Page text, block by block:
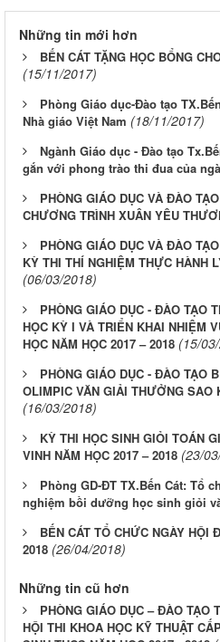
Những tin mới hơn
BẾN CÁT TẶNG HỌC BỔNG
(15/11/2017)
Phòng Giáo dục-Đào tạo
Nhà giáo Việt Nam (18/11/2017)
Ngành Giáo dục - Đào tạo
gắn với phong trào thi đua của
PHÒNG GIÁO DỤC VÀ ĐÀO
CHƯƠNG TRÌNH XUÂN YÊU
PHÒNG GIÁO DỤC VÀ ĐÀO
KỲ THI THÍ NGHIỆM THỰC HÀNH
(06/03/2018)
PHÒNG GIÁO DỤC - ĐÀO TẠO
HỌC KỲ I VÀ TRIỂN KHAI NHIỆM
HỌC NĂM HỌC 2017 – 2018 (15/
PHÒNG GIÁO DỤC - ĐÀO TẠO
OLIMPIC VĂN GIẢI THƯỞNG SAO
(16/03/2018)
KỲ THI HỌC SINH GIỎI TOÁN
VINH NĂM HỌC 2017 – 2018 (23/
Phòng GD-ĐT TX.Bến Cát: Tổ
nghiệm bồi dưỡng học sinh giỏi
BẾN CÁT TỔ CHỨC NGÀY HỘI
2018 (26/04/2018)
Những tin cũ hơn
PHÒNG GIÁO DỤC – ĐÀO TẠO
HỘI THI KHOA HỌC KỸ THUẬT